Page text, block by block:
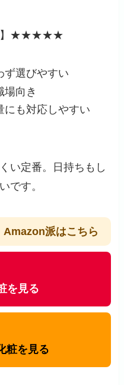
度】★★★★★
ず選びやすい
場向き
にも対応しやすい
い定番。日持ちもし
です。
Amazon派はこちら
を見る
粧を見る